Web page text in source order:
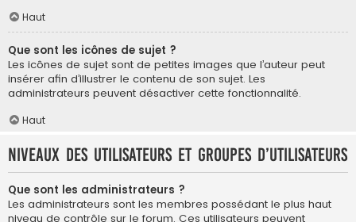
Haut
Que sont les icônes de sujet ?
Les icônes de sujet sont de petites images que l’auteur peut
insérer afin d’illustrer le contenu de son sujet. Les
administrateurs peuvent désactiver cette fonctionnalité.
Haut
Niveaux des utilisateurs et groupes d’utilisateurs
Que sont les administrateurs ?
Les administrateurs sont les membres possédant le plus haut
niveau de contrôle sur le forum. Ces utilisateurs peuvent